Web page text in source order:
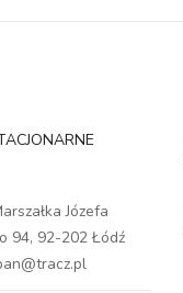
Józefa
94, 92-202 Łódź